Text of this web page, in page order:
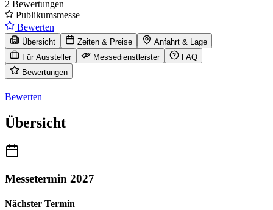
2 Bewertungen
Publikumsmesse
Bewerten
Übersicht Zeiten & Preise
Anfahrt & Lage
Für Aussteller
Messedienstleister
FAQ
Bewertungen
Bewerten
Übersicht
Messetermin 2027
Nächster Termin